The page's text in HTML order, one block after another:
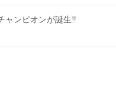
ャンピオンが誕生‼︎